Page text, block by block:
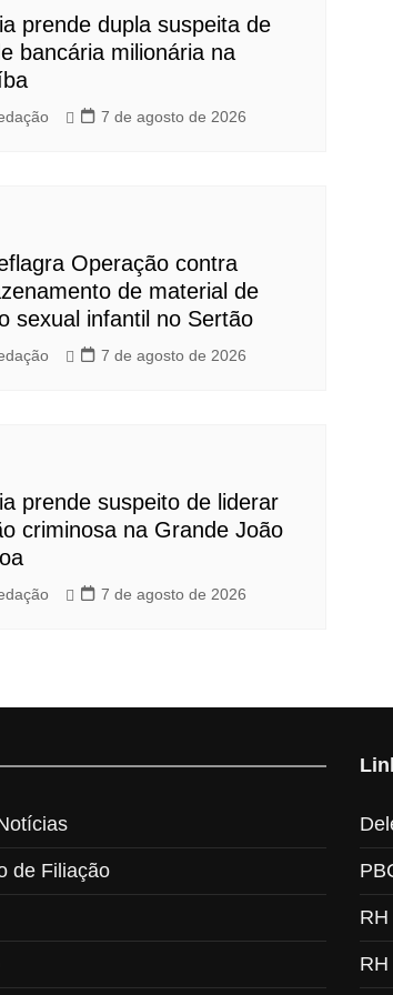
prende dupla suspeita de
bancária milionária na
7 de agosto de 2026
Operação contra
de material de
sexual infantil no Sertão
7 de agosto de 2026
prende suspeito de liderar
criminosa na Grande João
7 de agosto de 2026
de Filiação